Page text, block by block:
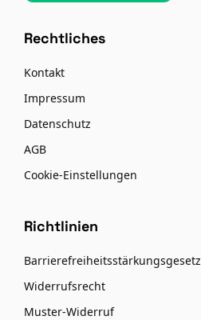
Rechtliches
Kontakt
Impressum
Datenschutz
AGB
Cookie-Einstellungen
Richtlinien
Barrierefreiheitsstärkungsgesetz
Widerrufsrecht
Muster-Widerruf